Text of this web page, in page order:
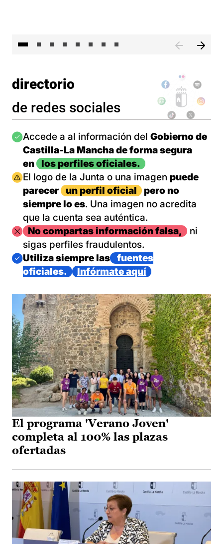
directorio
de redes sociales
Imagen
Accede a al información del Gobierno de
Castilla-La Mancha de forma segura
en
los perfiles oficiales.
Imagen
El logo de la Junta o una imagen puede
parecer
un perfil oficial
pero no
siempre lo es. Una imagen no acredita
que la cuenta sea auténtica.
ImagenNo compartas información falsa,
ni
sigas perfiles fraudulentos.
Imagen
Utiliza siempre las
fuentes
oficiales.
Infórmate aquí
El programa 'Verano Joven'
completa al 100% las plazas
ofertadas